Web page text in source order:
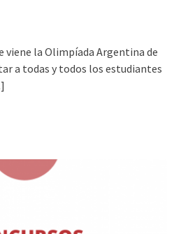
viene la Olimpíada Argentina de
a todas y todos los estudiantes